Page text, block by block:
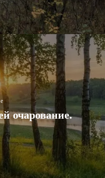
очарование.